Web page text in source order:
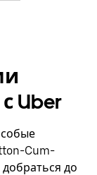
Uber
Cum-
до